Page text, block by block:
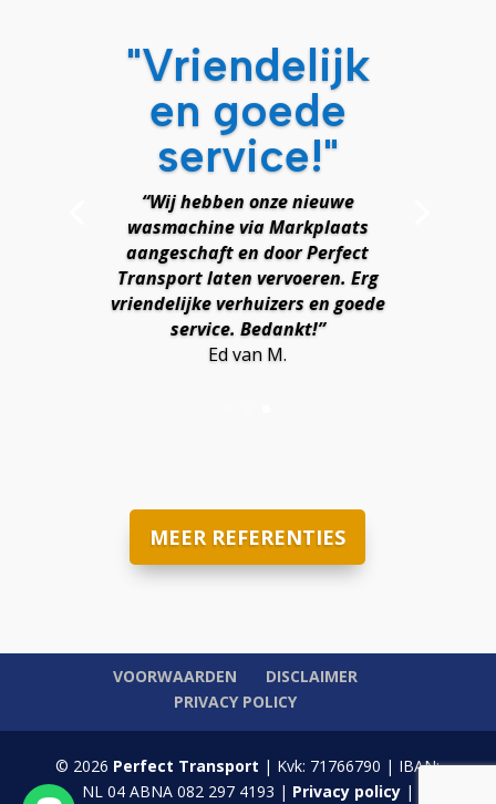
"Vriendelijk
en goede
service!"
“Wij hebben onze nieuwe
wasmachine via Markplaats
aangeschaft en door Perfect
Transport laten vervoeren. Erg
vriendelijke verhuizers en goede
service. Bedankt!”
Ed van M.
MEER REFERENTIES
VOORWAARDEN
DISCLAIMER
PRIVACY POLICY
© 2026 Perfect Transport | Kvk: 71766790 | IBAN:
NL 04 ABNA 082 297 4193 | Privacy policy|